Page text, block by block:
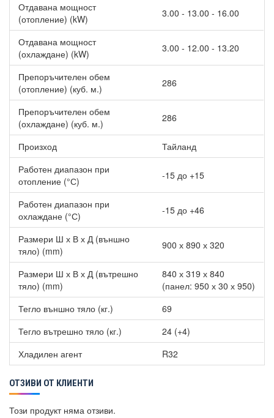
Отдавана мощност
(отопление) (kW)
3.00 - 13.00 - 16.00
Отдавана мощност
(охлаждане) (kW)
3.00 - 12.00 - 13.20
Препоръчителен обем
(отопление) (куб. м.)
286
Препоръчителен обем
(охлаждане) (куб. м.)
286
Произход
Тайланд
Работен диапазон при
отопление (°С)
-15 до +15
Работен диапазон при
охлаждане (°С)
-15 до +46
Размери Ш х В х Д (външно
тяло) (mm)
900 х 890 х 320
Размери Ш х В х Д (вътрешно
тяло) (mm)
840 х 319 х 840
(панел: 950 х 30 х 950)
Тегло външно тяло (кг.)
69
Тегло вътрешно тяло (кг.)
24 (+4)
Хладилен агент
R32
ОТЗИВИ ОТ КЛИЕНТИ
Този продукт няма отзиви.